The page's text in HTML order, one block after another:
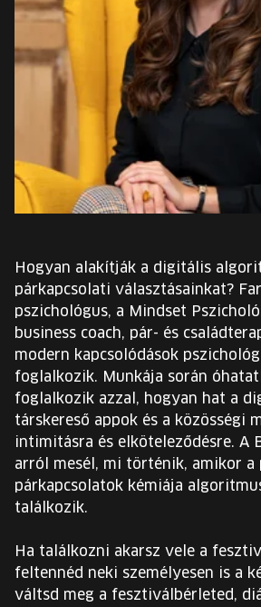
EURÓPA JÖVŐFESZTIVÁLJA
ELŐADÓK
INGYENES DIÁK- ÉS
JEGYEK
KOSÁR
EN
Change
EN
Hogyan alakítják a digitális
párkapcsolati választásainkat?
pszichológus, a Mindset
business coach, pár- és
modern kapcsolódások
foglalkozik. Munkája során
foglalkozik azzal, hogyan hat a
társkereső appok és a közösségi
intimitásra és elköteleződésre. A
arról mesél, mi történik, amikor a
párkapcsolatok kémiája
találkozik.
Ha találkozni akarsz vele a
feltennéd neki személyesen is a
váltsd meg a fesztiválbérleted,